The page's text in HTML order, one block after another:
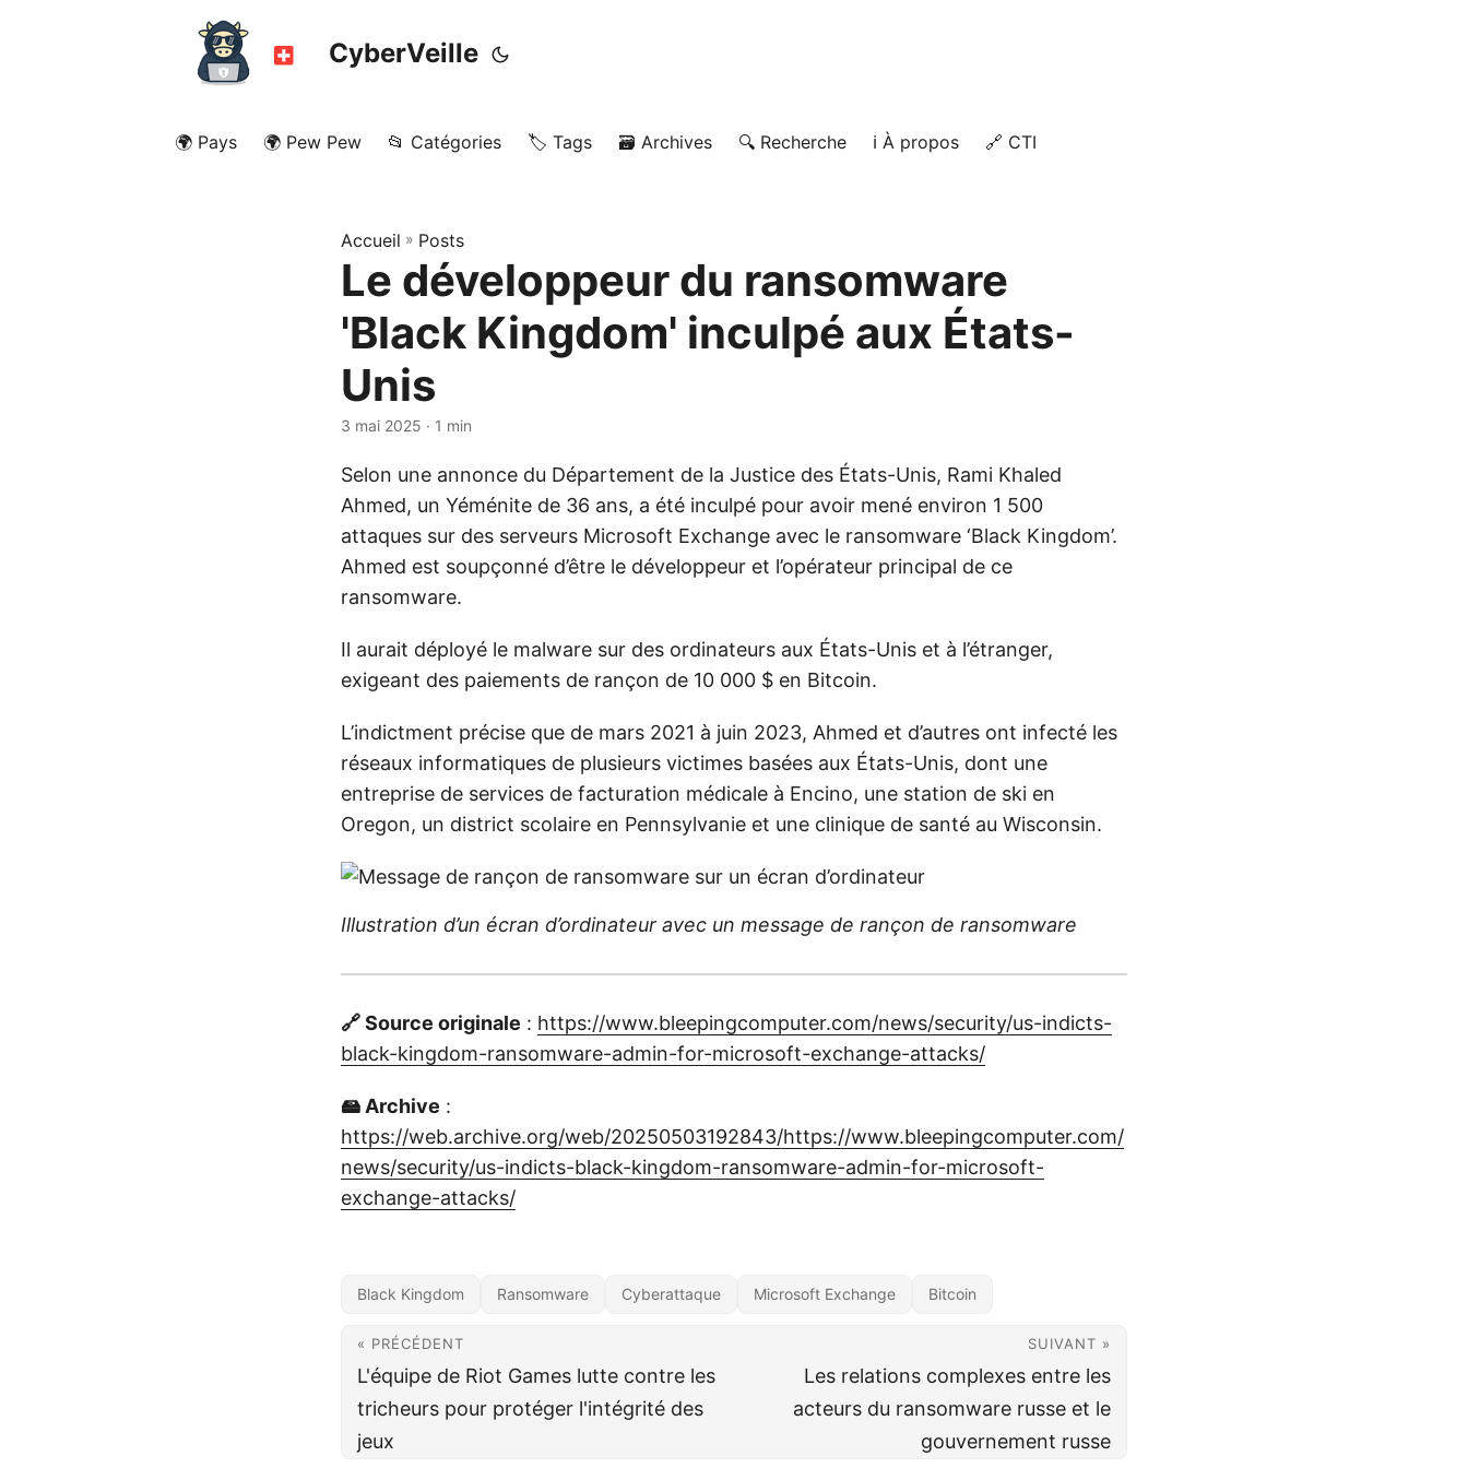
CyberVeille
🌍 Pays 🌍 Pew Pew 📂 Catégories 🏷️ Tags 🗃️ Archives 🔍 Recherche ℹ️ À propos 🔗 CTI
Accueil » Posts
Le développeur du ransomware
'Black Kingdom' inculpé aux États-
Unis
3 mai 2025 · 1 min
Selon une annonce du Département de la Justice des États-Unis, Rami Khaled
Ahmed, un Yéménite de 36 ans, a été inculpé pour avoir mené environ 1 500
attaques sur des serveurs Microsoft Exchange avec le ransomware ‘Black Kingdom’.
Ahmed est soupçonné d’être le développeur et l’opérateur principal de ce
ransomware.
Il aurait déployé le malware sur des ordinateurs aux États-Unis et à l’étranger,
exigeant des paiements de rançon de 10 000 $ en Bitcoin.
L’indictment précise que de mars 2021 à juin 2023, Ahmed et d’autres ont infecté les
réseaux informatiques de plusieurs victimes basées aux États-Unis, dont une
entreprise de services de facturation médicale à Encino, une station de ski en
Oregon, un district scolaire en Pennsylvanie et une clinique de santé au Wisconsin.
Illustration d’un écran d’ordinateur avec un message de rançon de ransomware
🔗 Source originale : https://www.bleepingcomputer.com/news/security/us-indicts-
black-kingdom-ransomware-admin-for-microsoft-exchange-attacks/
🖴 Archive :
https://web.archive.org/web/20250503192843/https://www.bleepingcomputer.com/
news/security/us-indicts-black-kingdom-ransomware-admin-for-microsoft-
exchange-attacks/
Black Kingdom Ransomware Cyberattaque Microsoft Exchange Bitcoin
« PRÉCÉDENT
L'équipe de Riot Games lutte contre les
tricheurs pour protéger l'intégrité des
jeux
SUIVANT »
Les relations complexes entre les
acteurs du ransomware russe et le
gouvernement russe